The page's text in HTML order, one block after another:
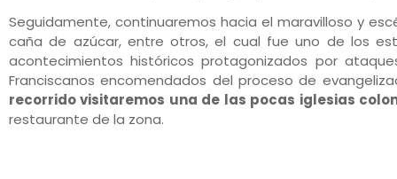
Seguidamente, continuaremos hacia el maravilloso y
caña de azúcar, entre otros, el cual fue uno de los
acontecimientos históricos protagonizados por
Franciscanos encomendados del proceso de
recorrido visitaremos una de las pocas iglesias
restaurante de la zona.